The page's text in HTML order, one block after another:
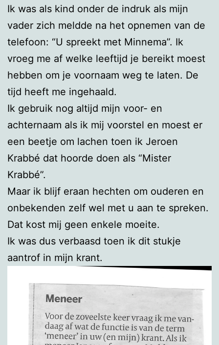
Ik was als kind onder de indruk als mijn
vader zich meldde na het opnemen van de
telefoon: “U spreekt met Minnema”. Ik
vroeg me af welke leeftijd je bereikt moest
hebben om je voornaam weg te laten. De
tijd heeft me ingehaald.
Ik gebruik nog altijd mijn voor- en
achternaam als ik mij voorstel en moest er
een beetje om lachen toen ik Jeroen
Krabbé dat hoorde doen als “Mister
Krabbé”.
Maar ik blijf eraan hechten om ouderen en
onbekenden zelf wel met u aan te spreken.
Dat kost mij geen enkele moeite.
Ik was dus verbaasd toen ik dit stukje
aantrof in mijn krant.